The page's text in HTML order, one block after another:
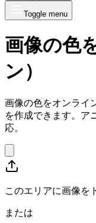
Toggle menu
画像の色
ン）
画像の色をオンライ
を作成できます。ア
応。
このエリアに画像を
または